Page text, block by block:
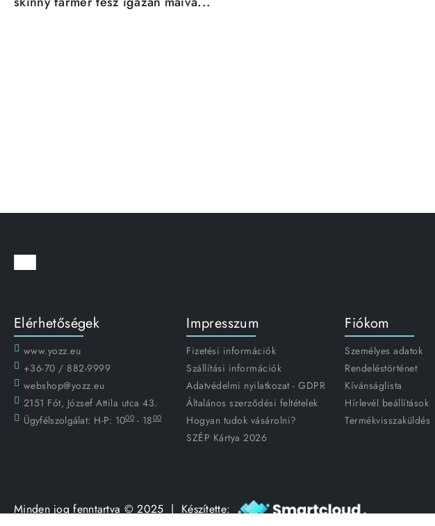
Elérhetőségek
www.yozz.eu
+36-70 / 882-9999
webshop@yozz.eu
2151 Fót, József Attila utca 43.
Ügyfélszolgálat: H-P: 1000 - 1800
Impresszum
Fizetési információk
Szállítási információk
Adatvédelmi nyilatkozat - GDPR
Általános szerződési feltételek
Hogyan tudok vásárolni?
SZÉP Kártya 2026
Fiókom
Személyes adatok
Rendeléstörténet
Kívánságlista
Hírlevél beállítások
Termékvisszaküldés
Minden jog fenntartva © 2025 | Készítette: